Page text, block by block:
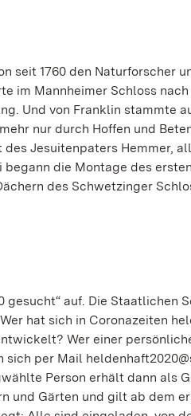
seit 1760 den Naturforscher
im Mannheimer Schloss
Und von Franklin stammte
nur durch Hoffen und
Jesuitenpaters Hemmer,
die Montage des ersten
des Schwetzinger
auf. Die Staatlichen
hat sich in Coronazeiten
Wer einer
sich per Mail
Person erhält dann als
und Gärten und gilt ab dem